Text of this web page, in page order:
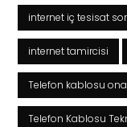
internet iç tesisat
internet tamircisi
Telefon kablosu
Telefon Kablosu